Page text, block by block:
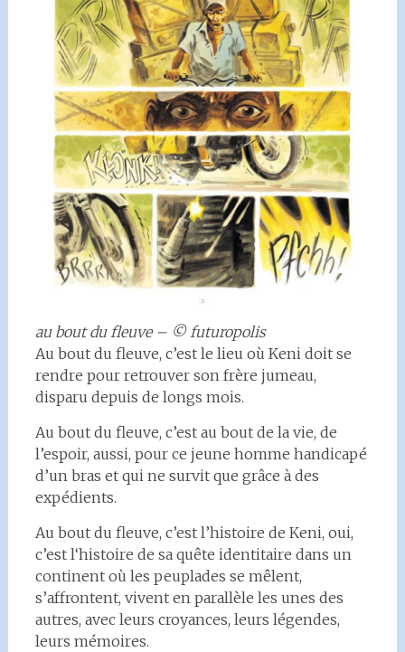
au bout du fleuve – © futuropolis
Au bout du fleuve, c’est le lieu où Keni doit se
rendre pour retrouver son frère jumeau,
disparu depuis de longs mois.
Au bout du fleuve, c’est au bout de la vie, de
l’espoir, aussi, pour ce jeune homme handicapé
d’un bras et qui ne survit que grâce à des
expédients.
Au bout du fleuve, c’est l’histoire de Keni, oui,
c’est l‘histoire de sa quête identitaire dans un
continent où les peuplades se mêlent,
s’affrontent, vivent en parallèle les unes des
autres, avec leurs croyances, leurs légendes,
leurs mémoires.